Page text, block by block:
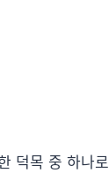
덕목 중 하나로